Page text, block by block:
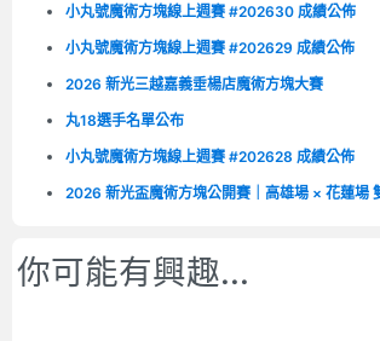
小丸號魔術方塊線上週賽 #202630 成績公佈
小丸號魔術方塊線上週賽 #202629 成績公佈
2026 新光三越嘉義垂楊店魔術方塊大賽
丸18選手名單公布
小丸號魔術方塊線上週賽 #202628 成績公佈
2026 新光盃魔術方塊公開賽｜高雄場 × 花蓮場
你可能有興趣...